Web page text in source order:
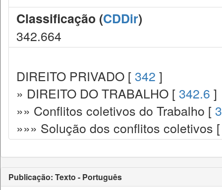
Classificação (CDDir)
342.664
DIREITO PRIVADO [ 342 ]
» DIREITO DO TRABALHO [ 342.6 ]
»» Conflitos coletivos do Trabalho [
»»» Solução dos conflitos coletivos
Publicação: Texto - Português